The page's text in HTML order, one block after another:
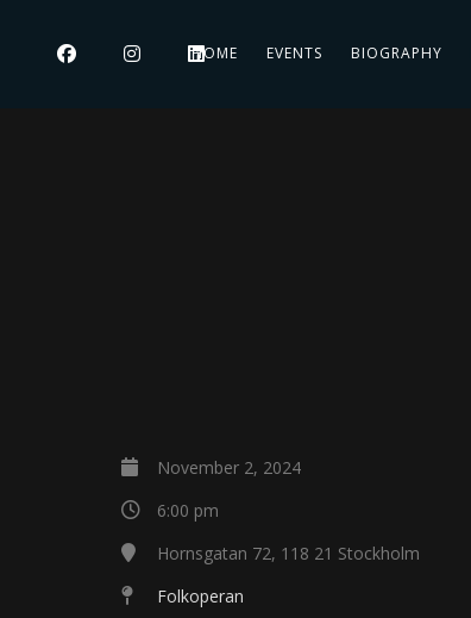
HOME EVENTS BIOGRAPHY
November 2, 2024
6:00 pm
Hornsgatan 72, 118 21 Stockholm
Folkoperan